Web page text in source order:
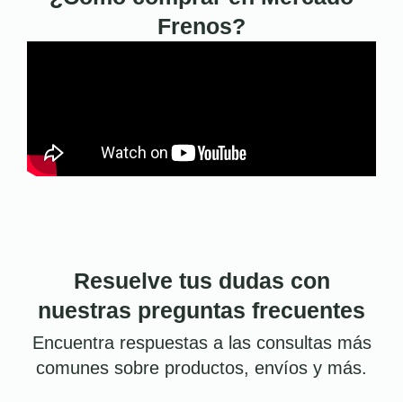
Frenos?
Resuelve tus dudas con
nuestras preguntas frecuentes
Encuentra respuestas a las consultas más
comunes sobre productos, envíos y más.